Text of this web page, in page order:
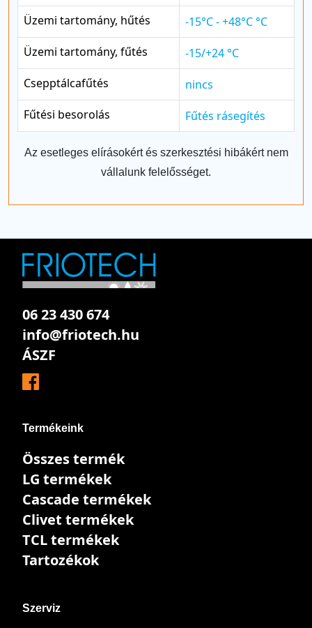
Üzemi tartomány, hűtés
-15°C - +48°C °C
Üzemi tartomány, fűtés
-15/+24 °C
Csepptálcafűtés
nincs
Fűtési besorolás
Fűtés rásegítés
Az esetleges elírásokért és szerkesztési hibákért nem
vállalunk felelősséget.
06 23 430 674
info@friotech.hu
ÁSZF
Termékeink
Összes termék
LG termékek
Cascade termékek
Clivet termékek
TCL termékek
Tartozékok
Szerviz